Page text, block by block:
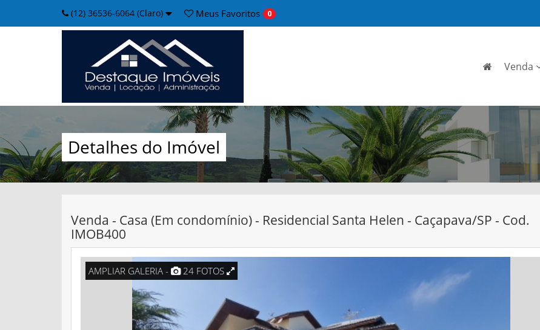
(12) 36536-6064 (Claro) Meus Favoritos 0
Venda
Detalhes do Imóvel
Venda - Casa (Em condomínio) - Residencial Santa Helen - Caçapava/SP - Cod.
IMOB400
AMPLIAR GALERIA - 24 FOTOS